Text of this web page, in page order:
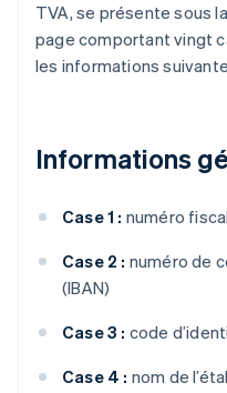
TVA, se présente sous
page comportant vingt
les informations
Informations
Case 1 : numéro fiscal
Case 2 : numéro de
(IBAN)
Case 3 : code
Case 4 : nom de